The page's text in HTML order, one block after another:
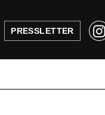
PRESSLETTER